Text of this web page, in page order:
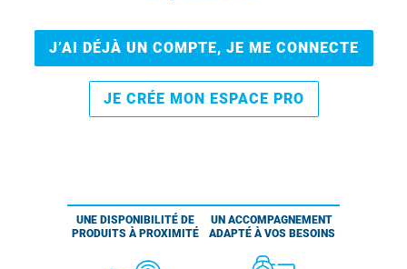
J’AI DÉJÀ UN COMPTE, JE ME CONNECTE
JE CRÉE MON ESPACE PRO
UNE DISPONIBILITÉ DE
PRODUITS À PROXIMITÉ
UN ACCOMPAGNEMENT
ADAPTÉ À VOS BESOINS